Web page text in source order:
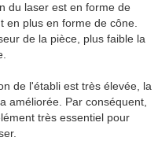
du laser est en forme de
en plus en forme de cône.
de la pièce, plus faible la
de l'établi est très élevée, la
améliorée. Par conséquent,
très essentiel pour